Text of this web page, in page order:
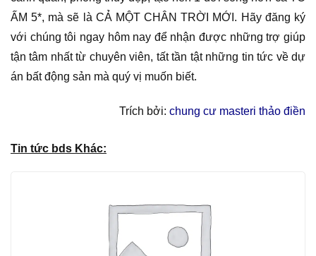
ẤM 5*, mà sẽ là CẢ MỘT CHÂN TRỜI MỚI. Hãy đăng ký
với chúng tôi ngay hôm nay để nhận được những trợ giúp
tận tâm nhất từ chuyên viên, tất tần tật những tin tức về dự
án bất động sản mà quý vị muốn biết.
Trích bởi: chung cư masteri thảo điền
Tin tức bds Khác: